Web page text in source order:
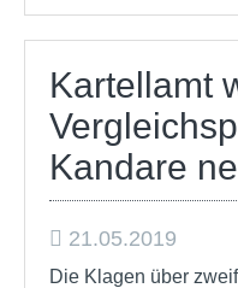
Kartellamt
Kandare
21.05.2019
Die Klagen über